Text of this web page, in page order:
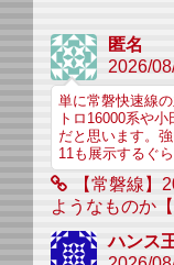
匿名
2026/
単に常磐快速線
トロ16000系や
だと思います。
11も展示するぐ
【常磐線】
ようなものか
ハンス